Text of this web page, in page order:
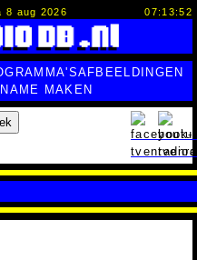
8 aug 2026 07:13:52
AFBEELDINGEN
MAKEN